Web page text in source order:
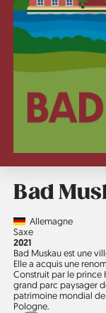
Bad
CountryAllemagne
Région
Saxe
Année
2021
Bad Muskau est une
Elle a acquis une
Construit par le prince
grand parc paysager
patrimoine mondial de
Pologne.